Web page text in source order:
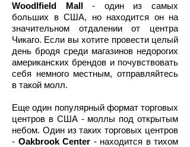
Woodlfield Mall- один из самых
больших в США, но находится он на
значительном отдалении от центра
Чикаго. Если вы хотите провести целый
день бродя среди магазинов недорогих
американских брендов и почувствовать
себя немного местным, отправляйтесь
в такой молл.
Еще один популярный формат торговых
центров в США - моллы под открытым
небом. Один из таких торговых центров
- Oakbrook Center - находится в тихом